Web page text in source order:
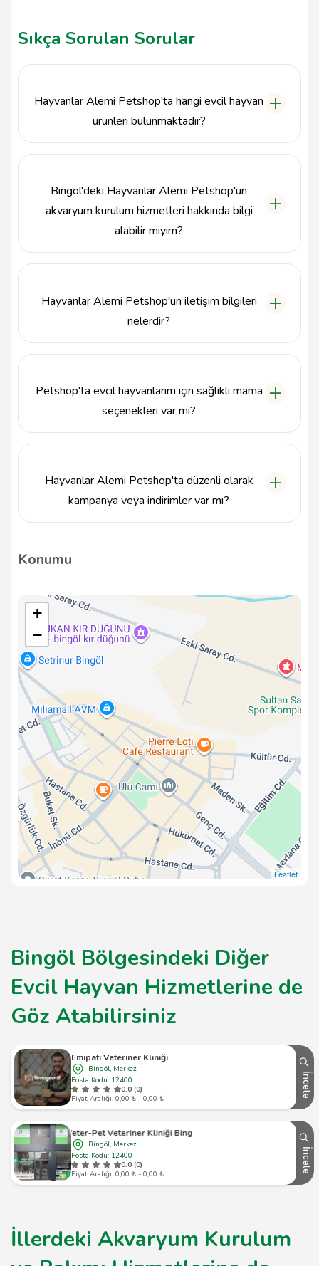
Sıkça Sorulan Sorular
Hayvanlar Alemi Petshop'ta hangi evcil hayvan
ürünleri bulunmaktadır?
ve bakım ürünleri gibi birçok seçenek bulabilirsiniz.
Bingöl'deki Hayvanlar Alemi Petshop'un
akvaryum kurulum hizmetleri hakkında bilgi
alabilir miyim?
ve bakım önerileri ile hizmet vermektedir.
Hayvanlar Alemi Petshop'un iletişim bilgileri
nelerdir?
Petshop'ta evcil hayvanlarım için sağlıklı mama
seçenekleri var mı?
veren ürünler tercih edilmektedir.
Hayvanlar Alemi Petshop'ta düzenli olarak
kampanya veya indirimler var mı?
Evet, Hayvanlar Alemi Petshop zaman zaman çeşitli
bilgiler için mağazayı ziyaret edebilir veya iletişim
Konumu
+
−
Leaflet
Bingöl Bölgesindeki Diğer
Evcil Hayvan Hizmetlerine de
Göz Atabilirsiniz
Emipati Veteriner Kliniği
Bingöl, Merkez
Posta Kodu: 12400
0.0 (0)
Fiyat Aralığı: 0,00 ₺ - 0,00 ₺
İncele
Veter-Pet Veteriner Kliniği Bingöl
Bingöl, Merkez
Posta Kodu: 12400
0.0 (0)
Fiyat Aralığı: 0,00 ₺ - 0,00 ₺
İncele
İllerdeki Akvaryum Kurulum